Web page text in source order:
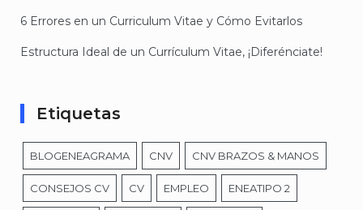
6 Errores en un Curriculum Vitae y Cómo Evitarlos
Estructura Ideal de un Currículum Vitae, ¡Diferénciate!
Etiquetas
BLOGENEAGRAMA CNV CNV BRAZOS & MANOS
CONSEJOS CV CV EMPLEO ENEATIPO 2